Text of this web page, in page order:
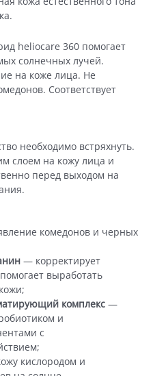
heliocare 360 помогает
солнечных лучей.
на коже лица. Не
Соответствует
необходимо встряхнуть.
слоем на кожу лица и
перед выходом на
комедонов и черных
— корректирует
выработать
комплекс —
и
с
кислородом и